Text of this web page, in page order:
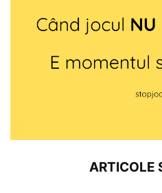
ARTICOLE